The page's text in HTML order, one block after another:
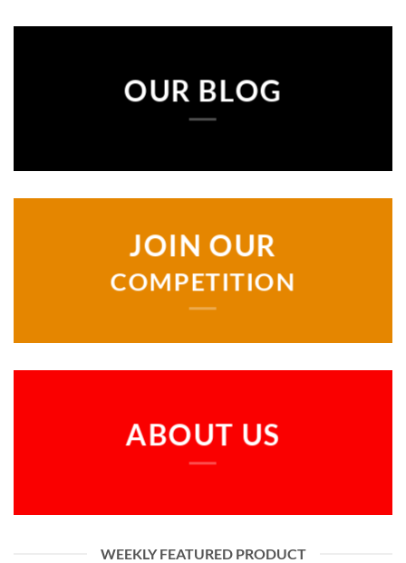
OUR BLOG
JOIN OUR
COMPETITION
ABOUT US
WEEKLY FEATURED PRODUCT